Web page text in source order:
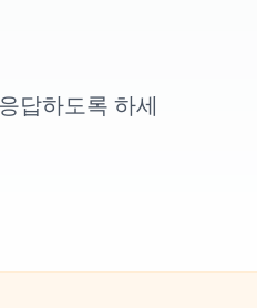
답하도록 하세